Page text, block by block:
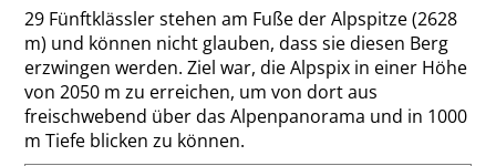
29 Fünftklässler stehen am Fuße der Alpspitze (2628
m) und können nicht glauben, dass sie diesen Berg
erzwingen werden. Ziel war, die Alpspix in einer Höhe
von 2050 m zu erreichen, um von dort aus
freischwebend über das Alpenpanorama und in 1000
m Tiefe blicken zu können.